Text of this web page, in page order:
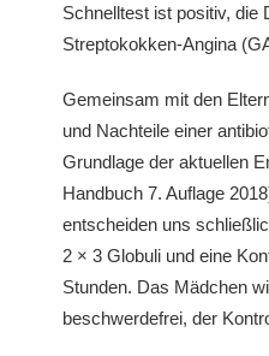
Schnelltest ist positiv, die
Streptokokken-Angina
Gemeinsam mit den
und Nachteile einer
Grundlage der aktuellen
Handbuch 7. Auflage
entscheiden uns
2 × 3 Globuli und eine
Stunden. Das Mädchen
beschwerdefrei, der